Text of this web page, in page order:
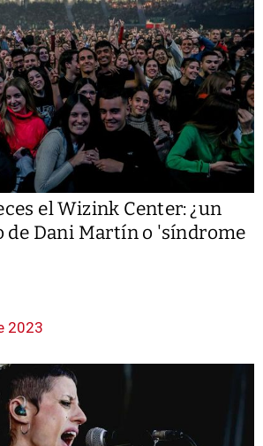
el Wizink Center: ¿un
Dani Martín o 'síndrome
2023